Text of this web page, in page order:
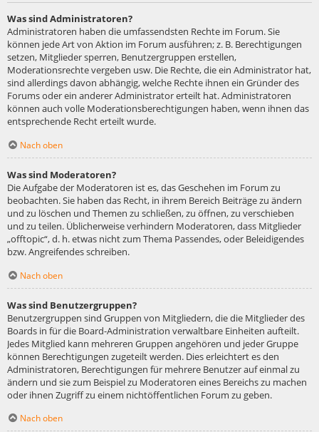
Was sind Administratoren?
Administratoren haben die umfassendsten Rechte im Forum. Sie
können jede Art von Aktion im Forum ausführen; z. B. Berechtigungen
setzen, Mitglieder sperren, Benutzergruppen erstellen,
Moderationsrechte vergeben usw. Die Rechte, die ein Administrator hat,
sind allerdings davon abhängig, welche Rechte ihnen ein Gründer des
Forums oder ein anderer Administrator erteilt hat. Administratoren
können auch volle Moderationsberechtigungen haben, wenn ihnen das
entsprechende Recht erteilt wurde.
Nach oben
Was sind Moderatoren?
Die Aufgabe der Moderatoren ist es, das Geschehen im Forum zu
beobachten. Sie haben das Recht, in ihrem Bereich Beiträge zu ändern
und zu löschen und Themen zu schließen, zu öffnen, zu verschieben
und zu teilen. Üblicherweise verhindern Moderatoren, dass Mitglieder
„offtopic“, d. h. etwas nicht zum Thema Passendes, oder Beleidigendes
bzw. Angreifendes schreiben.
Nach oben
Was sind Benutzergruppen?
Benutzergruppen sind Gruppen von Mitgliedern, die die Mitglieder des
Boards in für die Board-Administration verwaltbare Einheiten aufteilt.
Jedes Mitglied kann mehreren Gruppen angehören und jeder Gruppe
können Berechtigungen zugeteilt werden. Dies erleichtert es den
Administratoren, Berechtigungen für mehrere Benutzer auf einmal zu
ändern und sie zum Beispiel zu Moderatoren eines Bereichs zu machen
oder ihnen Zugriff zu einem nichtöffentlichen Forum zu geben.
Nach oben